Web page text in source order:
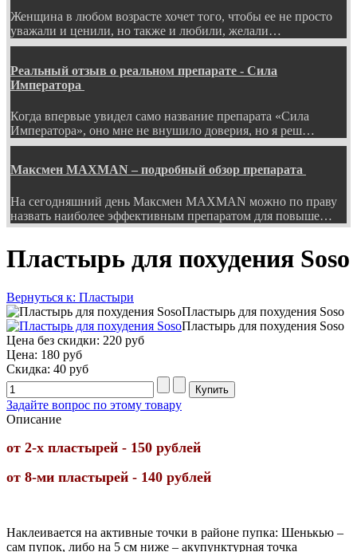
Женщина в любом возрасте хочет того, чтобы ее не просто
уважали и ценили, но также и любили, желали…
Реальный отзыв о реальном препарате - Сила
Императора
Когда впервые увидел само название препарата «Сила
Императора», оно мне не внушило доверия, но я реш…
Максмен MAXMAN – подробный обзор препарата
На сегодняшний день Максмен MAXMAN можно по праву
назвать наиболее эффективным препаратом для повыше…
Пластырь для похудения Soso
Вернуться к: Пластыри
Пластырь для похудения Soso
Пластырь для похудения Soso
Цена без скидки: 220 руб
Цена: 180 руб
Скидка: 40 руб
Задайте вопрос по этому товару
Описание
от 2-х пластырей - 150 рублей
от 8-ми пластырей - 140 рублей
Наклеивается на активные точки в районе пупка: Шенькью –
сам пупок, либо на 5 см ниже – акупунктурная точка